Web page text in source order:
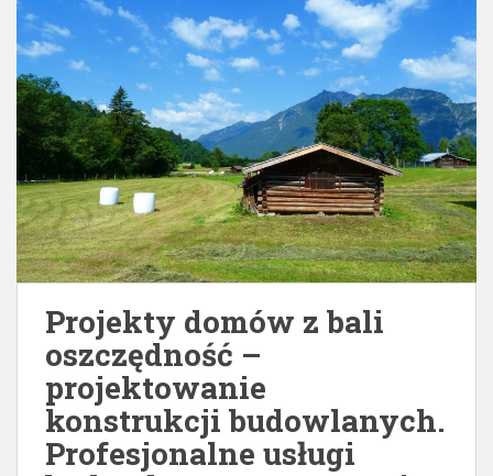
Projekty domów z bali
oszczędność –
projektowanie
konstrukcji budowlanych.
Profesjonalne usługi